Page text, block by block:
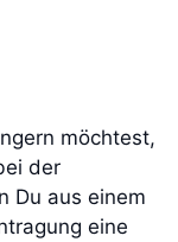
möchtest,
der
Du aus einem
eine